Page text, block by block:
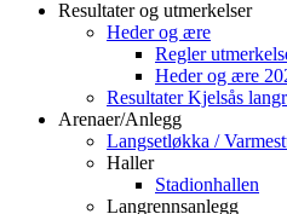
Resultater og utmerkelser
Heder og ære
Regler
Heder og ære
Resultater Kjelsås
Arenaer/Anlegg
Langsetløkka /
Haller
Stadionhallen
Langrennsanlegg